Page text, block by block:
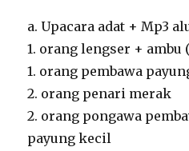
a. Upacara adat + Mp3
1. orang lengser + ambu
1. orang pembawa
2. orang penari merak
2. orang pongawa
payung kecil